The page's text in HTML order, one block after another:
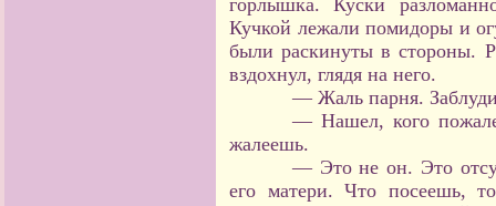
горлышка. Куски
Кучкой лежали помидоры и
были раскинуты в стороны.
вздохнул, глядя на него.
— Жаль парня.
— Нашел, кого
жалеешь.
— Это не он. Это
его матери. Что посеешь,